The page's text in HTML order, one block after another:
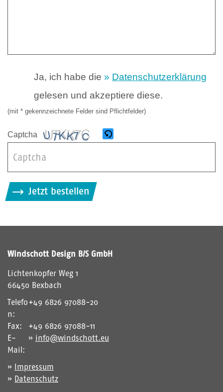
Ja, ich habe die
Datenschutzerklärung
gelesen und akzeptiere diese.
(mit * gekennzeichnete Felder sind Pflichtfelder)
Captcha
i
t
e
i
d
i
e
m
C
A
T
C
Jetzt bestellen
Windschott Design B/S GmbH
Lichtenkopfer Weg 1
66450 Bexbach
Telefo
n:
+49 6826 97088-20
Fax:
+49 6826 97088-11
E-
Mail:
info@windschott.eu
Impressum
Datenschutz